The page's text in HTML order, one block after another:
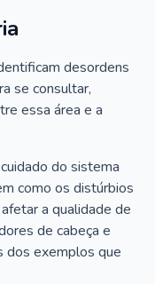
desordens
se consultar,
essa área e a
do sistema
como os distúrbios
a qualidade de
de cabeça e
dos exemplos que